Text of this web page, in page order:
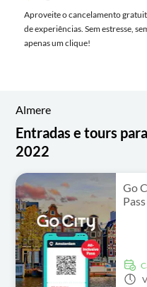
Aproveite o cancelamento
de experiências. Sem estresse,
apenas um clique!
Almere
Entradas e tours
2022
Go